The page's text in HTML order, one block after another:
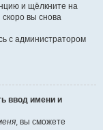
и щёлкните на
вы снова
с администратором
ввод имени и
, вы сможете